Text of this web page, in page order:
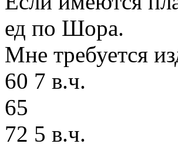
ед по Шора.
Мне требуется
60 7 в.ч.
65
72 5 в.ч.